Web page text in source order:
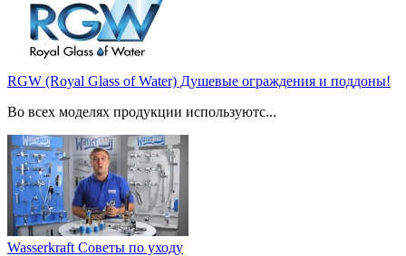
RGW (Royal Glass of Water) Душевые ограждения и поддоны!
Во всех моделях продукции используютс...
Wasserkraft Советы по уходу